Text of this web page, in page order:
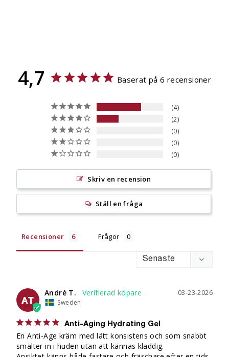
4,7 Baserat på 6 recensioner
4
2
0
0
0
Skriv en recension
Ställ en fråga
Recensioner Frågor
AT
03-23-2026
André T.
Sweden
Anti-Aging Hydrating Gel
En Anti-Age kräm med lätt konsistens och som snabbt
smälter in i huden utan att kännas kladdig.